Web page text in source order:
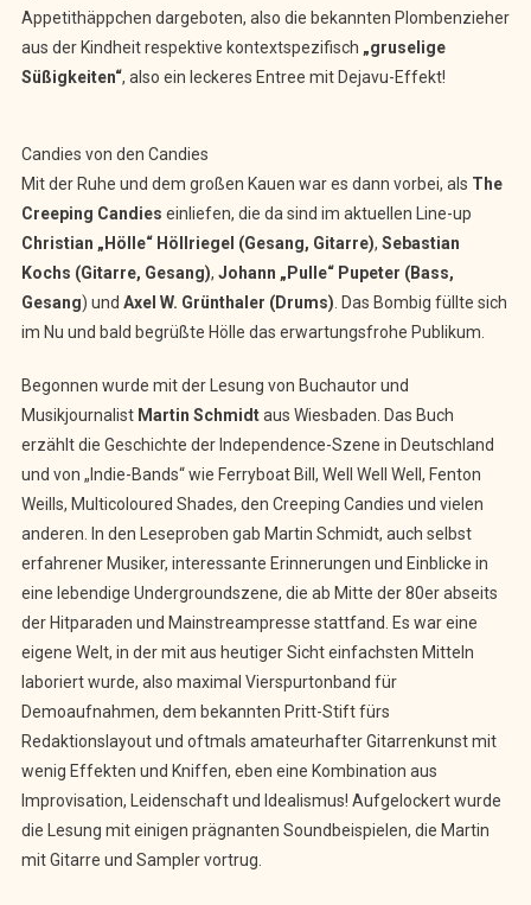
Appetithäppchen dargeboten, also die bekannten Plombenzieher
aus der Kindheit respektive kontextspezifisch „gruselige
Süßigkeiten“, also ein leckeres Entree mit Dejavu-Effekt!
Candies von den Candies
Mit der Ruhe und dem großen Kauen war es dann vorbei, als The
Creeping Candies einliefen, die da sind im aktuellen Line-up
Christian „Hölle“ Höllriegel (Gesang, Gitarre), Sebastian
Kochs (Gitarre, Gesang), Johann „Pulle“ Pupeter (Bass,
Gesang) und Axel W. Grünthaler (Drums) . Das Bombig füllte sich
im Nu und bald begrüßte Hölle das erwartungsfrohe Publikum.
Begonnen wurde mit der Lesung von Buchautor und
Musikjournalist Martin Schmidtaus Wiesbaden. Das Buch
erzählt die Geschichte der Independence-Szene in Deutschland
und von „Indie-Bands“ wie Ferryboat Bill, Well Well Well, Fenton
Weills, Multicoloured Shades, den Creeping Candies und vielen
anderen. In den Leseproben gab Martin Schmidt, auch selbst
erfahrener Musiker, interessante Erinnerungen und Einblicke in
eine lebendige Undergroundszene, die ab Mitte der 80er abseits
der Hitparaden und Mainstreampresse stattfand. Es war eine
eigene Welt, in der mit aus heutiger Sicht einfachsten Mitteln
laboriert wurde, also maximal Vierspurtonband für
Demoaufnahmen, dem bekannten Pritt-Stift fürs
Redaktionslayout und oftmals amateurhafter Gitarrenkunst mit
wenig Effekten und Kniffen, eben eine Kombination aus
Improvisation, Leidenschaft und Idealismus! Aufgelockert wurde
die Lesung mit einigen prägnanten Soundbeispielen, die Martin
mit Gitarre und Sampler vortrug.